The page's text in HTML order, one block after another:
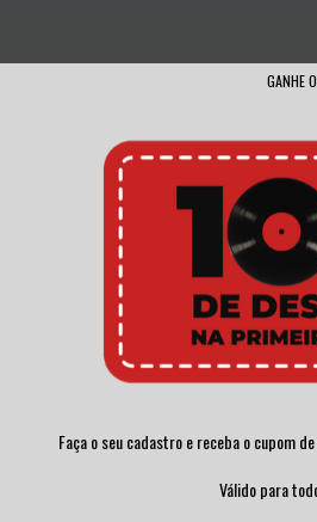
GANHE
Faça o seu cadastro e receba o cupom
Válido para